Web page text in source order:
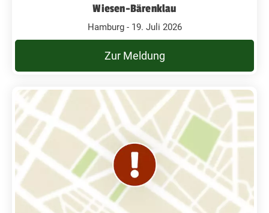
Wiesen-Bärenklau
Hamburg - 19. Juli 2026
Zur Meldung